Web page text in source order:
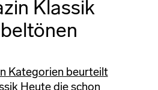
Klassik
Kategorien beurteilt
Heutedie schon